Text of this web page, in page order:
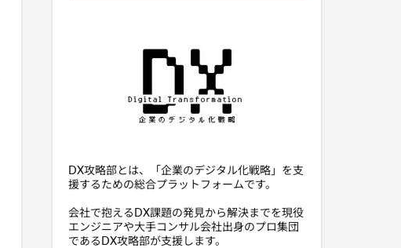
DX攻略部とは、「企業のデジタル化戦略」を支
援するための総合プラットフォームです。
会社で抱えるDX課題の発見から解決までを現役
エンジニアや大手コンサル会社出身のプロ集団
であるDX攻略部が支援します。